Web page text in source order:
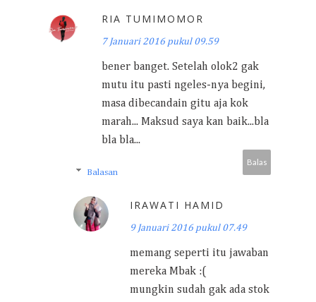
RIA TUMIMOMOR
7 Januari 2016 pukul 09.59
bener banget. Setelah olok2 gak
mutu itu pasti ngeles-nya begini,
masa dibecandain gitu aja kok
marah... Maksud saya kan baik...bla
bla bla...
Balas
Balasan
IRAWATI HAMID
9 Januari 2016 pukul 07.49
memang seperti itu jawaban
mereka Mbak :(
mungkin sudah gak ada stok